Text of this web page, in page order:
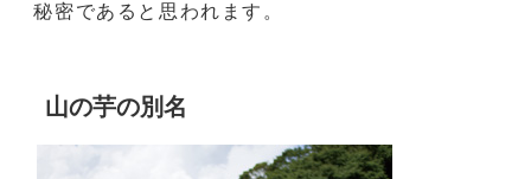
秘密であると思われます。
山の芋の別名